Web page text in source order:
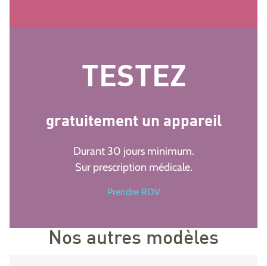
TESTEZ
gratuitement un appareil
Durant 30 jours minimum.
Sur prescription médicale.
Prendre RDV
Nos autres modèles